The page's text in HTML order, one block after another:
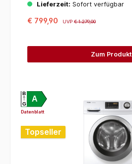
Lieferzeit: Sofort verfügbar
€ 799,90 UVP€ 1.279,00
Zum Produkt
A
B
G
Datenblatt
Topseller